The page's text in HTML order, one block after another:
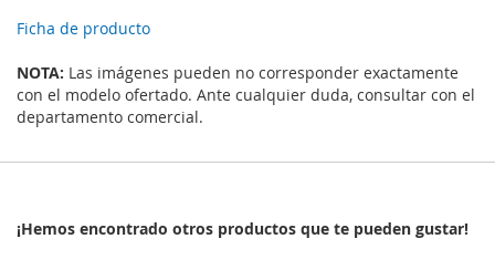
Ficha de producto
NOTA: Las imágenes pueden no corresponder exactamente
con el modelo ofertado. Ante cualquier duda, consultar con el
departamento comercial.
¡Hemos encontrado otros productos que te pueden gustar!